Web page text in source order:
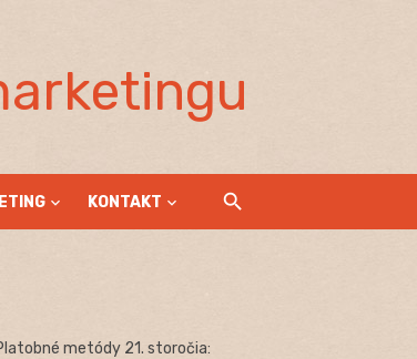
KONTAKT
metódy 21. storočia: